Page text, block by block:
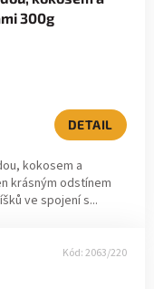
300g
DETAIL
kokosem a
krásným odstínem
ve spojení s...
Kód:2063/220